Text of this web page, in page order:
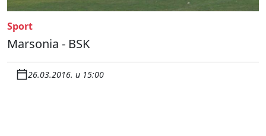
Sport
Marsonia - BSK
26.03.2016. u 15:00